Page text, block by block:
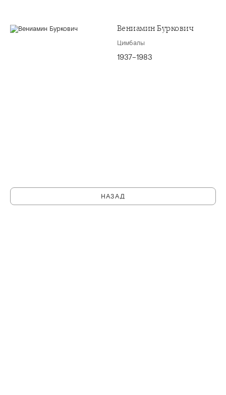
Вениамин Буркович
Цимбалы
1937–1983
НАЗАД